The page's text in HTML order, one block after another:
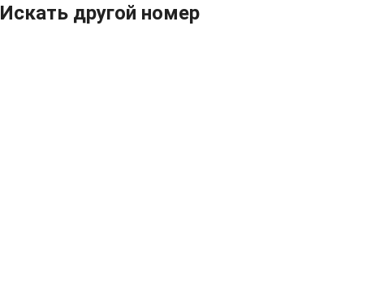
Искать другой номер